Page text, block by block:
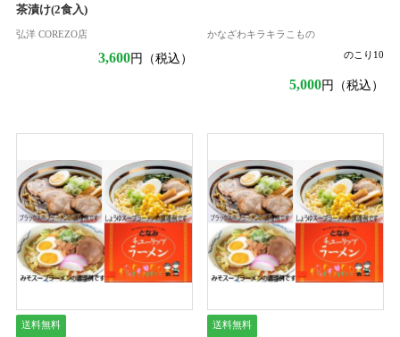
茶漬け(2食入)
弘洋 COREZO店
3,600円（税込）
かなざわキラキラこもの
のこり 10
5,000円（税込）
送料無料 送料無料